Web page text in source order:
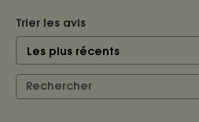
Trier les avis